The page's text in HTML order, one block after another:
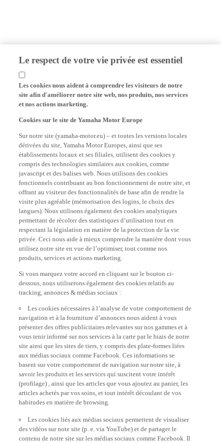
Le respect de votre vie privée est essentiel
Les cookies nous aident à comprendre les visiteurs de notre
site afin d'améliorer notre site web, nos produits, nos services
et nos actions marketing.
Cookies sur le site de Yamaha Motor Europe
Sur notre site (yamaha-motor.eu) – et toutes les versions locales
dérivées du site, Yamaha Motor Europes, ainsi que ses
établissements locaux et ses filiales, utilisent des cookies y
compris des technologies similaires aux cookies, comme
javascript et des balises web. Nous utilisons des cookies
fonctionnels contribuant au bon fonctionnement de notre site, et
offrant au visiteur des fonctionnalités de base afin de rendre la
visite plus agréable (mémorisation des logins, le choix des
langues). Nous utilisons également des cookies analytiques
permettant de récolter des statistiques d’utilisation tout en
respectant la législation en matière de la protection de la vie
privée. Ceci nous aide à mieux comprendre la manière dont vous
utilisez notre site en vue de l’optimiser, tout comme nos
produits, services et actions marketing.
Si vous marquez votre accord en cliquant sur le bouton ci-
dessous, nous utiliserons également des cookies relatifs au
tracking, annonces & médias sociaux :
Les cookies nécessaires à l’analyse de votre comportement de
navigation et à la fourniture d’annonces nous aident à vous
présenter des offres publicitaires relevantes sur nos gammes et à
vous tenir informé sur nos services à la carte par le biais de notre
site ainsi que les sites de tiers, y compris des plate-formes liées
aux médias sociaux comme Facebook. Ces informations se
basent sur votre comportement de navigation sur notre site, à
savoir les produits et les services qui suscitent votre intérêt
(profilage) , ainsi que les articles que vous ajoutez au panier, les
articles achetés par vos soins, et tout intérêt découlant de vos
habitudes en matière de browsing.
Les cookies liés aux médias sociaux permettent de visualiser
des vidéos sur note site (p. e. via YouTube) et de partager le
contenu de notre site sur les médias sociaux comme Facebook. Il